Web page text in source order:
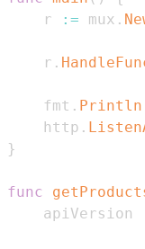
	r
:= mux .
	r
.
	fmt
. Println
	http
.
}
func
	apiVersion